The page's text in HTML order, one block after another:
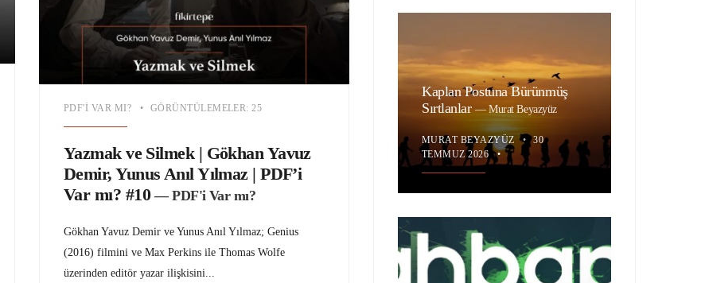
PDF'I VAR MI? • GÖRÜNTÜLEMELER: 25
Yazmak ve Silmek | Gökhan Yavuz
Demir, Yunus Anıl Yılmaz | PDF’i
Var mı? #10 — PDF'i Var mı?
Gökhan Yavuz Demir ve Yunus Anıl Yılmaz; Genius
(2016) filmini ve Max Perkins ile Thomas Wolfe
üzerinden editör yazar ilişkisini...
Kaplan Postuna Bürünmüş
Sırtlanlar—Murat Beyazyüz
MURAT BEYAZYÜZ •
30
TEMMUZ 2026 •